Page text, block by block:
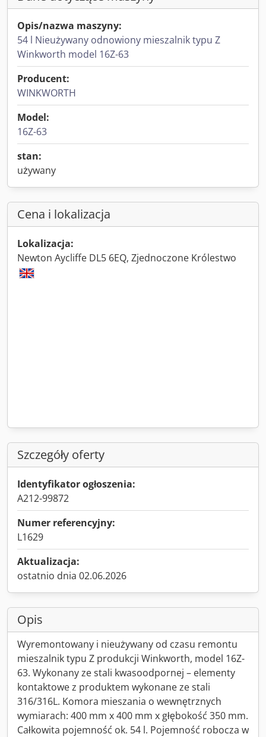
Opis/nazwa maszyny:
54 l Nieużywany odnowiony mieszalnik typu Z
Winkworth model 16Z-63
Producent:
WINKWORTH
Model:
16Z-63
stan:
używany
Cena i lokalizacja
Lokalizacja:
Newton Aycliffe DL5 6EQ, Zjednoczone Królestwo
Szczegóły oferty
Identyfikator ogłoszenia:
A212-99872
Numer referencyjny:
L1629
Aktualizacja:
ostatnio dnia 02.06.2026
Opis
Wyremontowany i nieużywany od czasu remontu
mieszalnik typu Z produkcji Winkworth, model 16Z-
63. Wykonany ze stali kwasoodpornej – elementy
kontaktowe z produktem wykonane ze stali
316/316L. Komora mieszania o wewnętrznych
wymiarach: 400 mm x 400 mm x głębokość 350 mm.
Całkowita pojemność ok. 54 l. Pojemność robocza w